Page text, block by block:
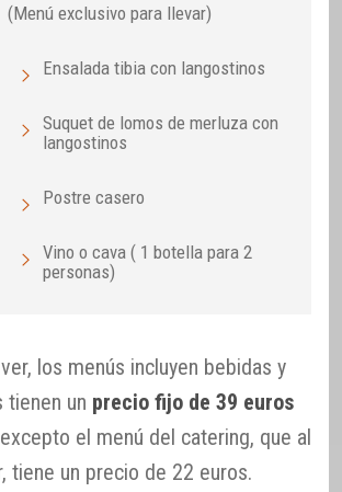
(Menú exclusivo para llevar)
Ensalada tibia con langostinos
Suquet de lomos de merluza con
langostinos
Postre casero
Vino o cava ( 1 botella para 2
personas)
los menús incluyen bebidas y
tienen un precio fijo de 39 euros
el menú del catering, que al
tiene un precio de 22 euros.